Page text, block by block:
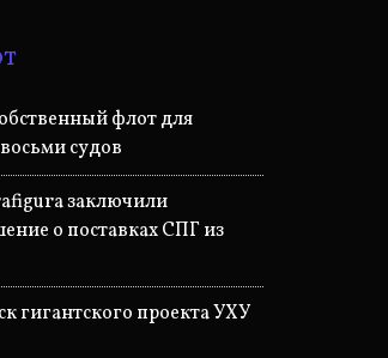
флот для
судов
заключили
о поставках СПГ из
гигантского проекта УХУ